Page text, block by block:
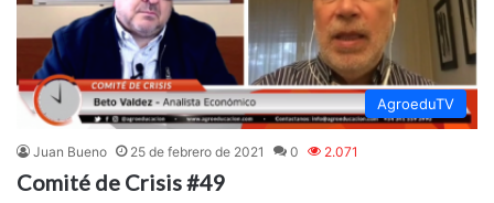
AgroeduTV
Juan Bueno 25 de febrero de 2021 0 2.071
Comité de Crisis #49